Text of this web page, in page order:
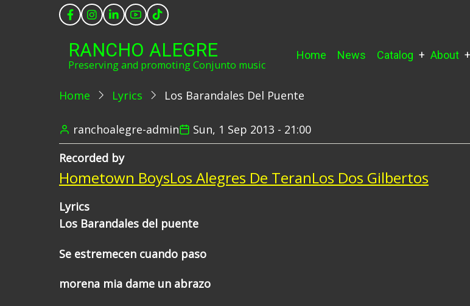
RANCHO ALEGRE
Preserving and promoting Conjunto music
Main
Home News Catalog About
Home Lyrics Los Barandales Del Puente
ranchoalegre-admin
Sun, 1 Sep 2013 - 21:00
Recorded by
Hometown BoysLos Alegres De TeranLos Dos Gilbertos
Lyrics
Los Barandales del puente
Se estremecen cuando paso
morena mia dame un abrazo